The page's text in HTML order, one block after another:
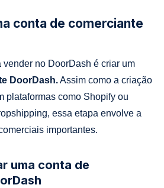
conta de comerciante
vender no DoorDash é criar um
DoorDash.Assim como a criação
plataformas como Shopify ou
essa etapa envolve a
importantes.
uma conta de